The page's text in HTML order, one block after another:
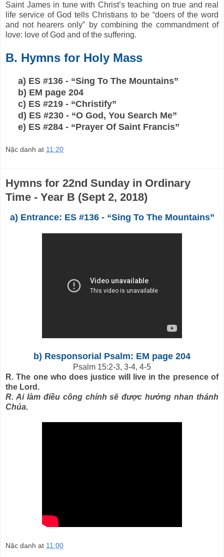
Saint James in tune with Christ’s teaching on true and real
life service of God tells Christians to be “doers of the word
and not hearers only” by combining the commandment of
love: love of God and of the suffering.
B. Hymns for Holy Mass
a) ES #136 - “Sing To The Mountains”
b) EM page 204
c) ES #219 - “Christify”
d) ES #230 - “O God, You Search Me”
e) ES #284 - “Prayer Of Saint Francis”
Nặc danh at 11:20
Hymns for 22nd Sunday in Ordinary
Time - Year B (Sept 2, 2018)
a) Entrance: ES #136 - “Sing To The Mountains”
b) Responsorial Psalm: EM page 204
Psalm 15:2-3, 3-4, 4-5
R. The one who does justice will live in the presence of
the Lord.
R. Ai làm điều công chính sẽ được hưởng nhan thánh
Chúa.
Nặc danh at 11:00